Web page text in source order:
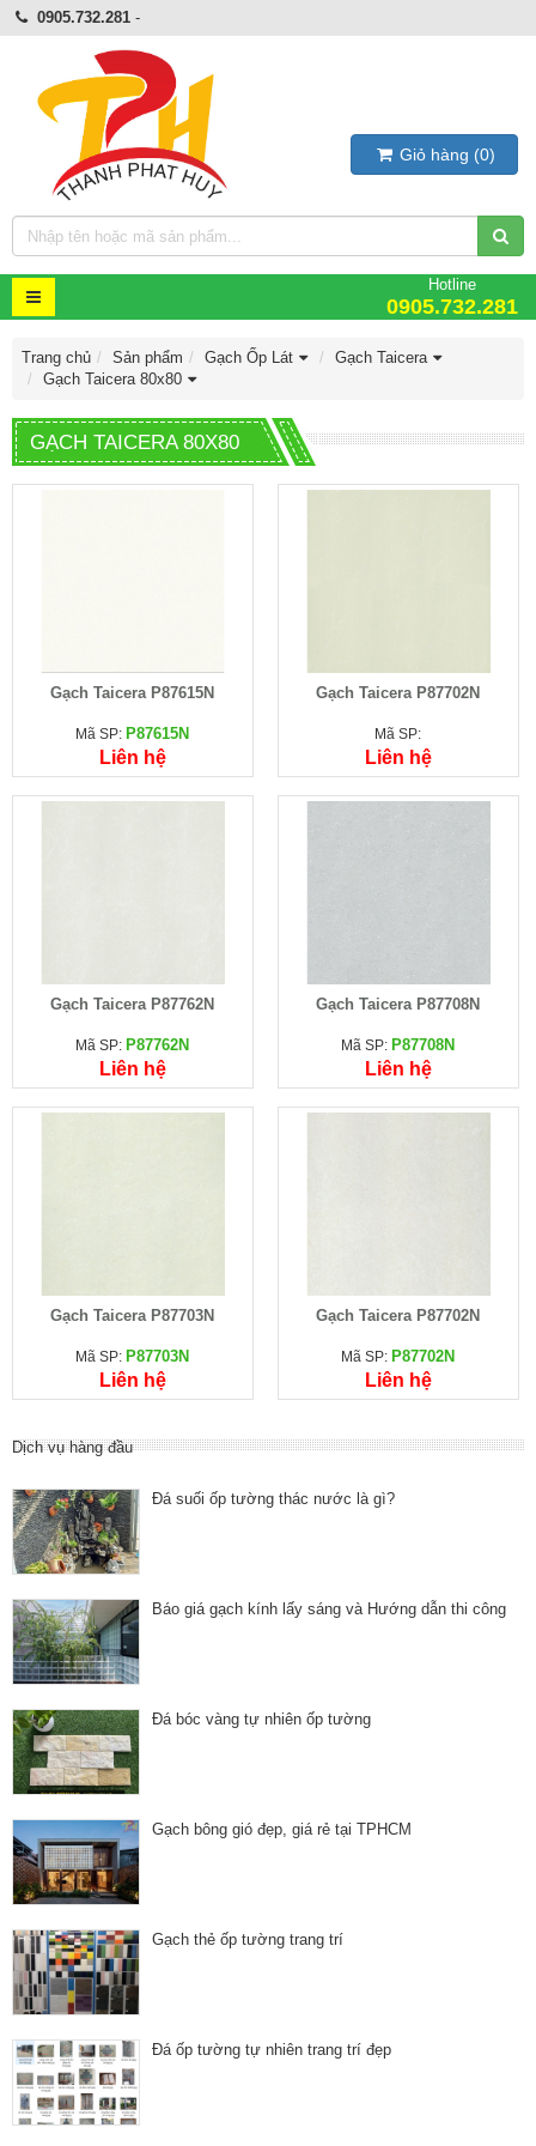
0905.732.281-
Giỏ hàng (0)
Hotline
0905.732.281
Trang chủ Sản phẩm Gạch Ốp Lát
Gạch Taicera
Gạch Taicera 80x80
GẠCH TAICERA 80X80
Gạch Taicera P87615N
Mã SP: P87615N
Liên hệ
Gạch Taicera P87702N
Mã SP:
Liên hệ
Gạch Taicera P87762N
Mã SP: P87762N
Liên hệ
Gạch Taicera P87708N
Mã SP: P87708N
Liên hệ
Gạch Taicera P87703N
Mã SP: P87703N
Liên hệ
Gạch Taicera P87702N
Mã SP: P87702N
Liên hệ
Dịch vụ hàng đầu
Đá suối ốp tường thác nước là gì?
Báo giá gạch kính lấy sáng và Hướng dẫn thi công
Đá bóc vàng tự nhiên ốp tường
Gạch bông gió đẹp, giá rẻ tại TPHCM
Gạch thẻ ốp tường trang trí
Đá ốp tường tự nhiên trang trí đẹp